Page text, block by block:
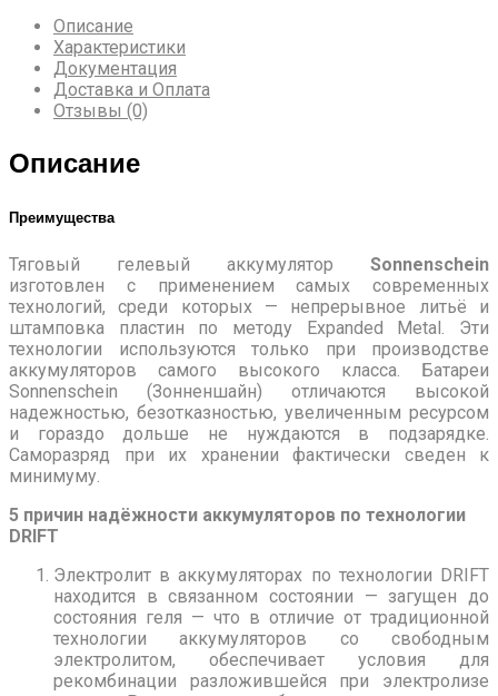
Описание
Характеристики
Документация
Доставка и Оплата
Отзывы (0)
Описание
Преимущества
Тяговый гелевый аккумулятор Sonnenschein
изготовлен с применением самых современных
технологий, среди которых — непрерывное литьё и
штамповка пластин по методу Expanded Metal. Эти
технологии используются только при производстве
аккумуляторов самого высокого класса. Батареи
Sonnenschein (Зонненшайн) отличаются высокой
надежностью, безотказностью, увеличенным ресурсом
и гораздо дольше не нуждаются в подзарядке.
Саморазряд при их хранении фактически сведен к
минимуму.
5 причин надёжности аккумуляторов по технологии
DRIFT
Электролит в аккумуляторах по технологии DRIFT
находится в связанном состоянии — загущен до
состояния геля — что в отличие от традиционной
технологии аккумуляторов со свободным
электролитом, обеспечивает условия для
рекомбинации разложившейся при электролизе